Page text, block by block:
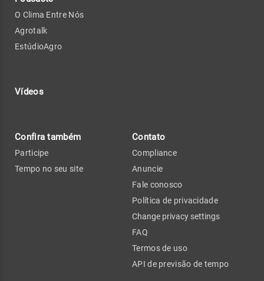
O Clima Entre Nós
Agrotalk
EstúdioAgro
Vídeos
Confira também
Participe
Tempo no seu site
Contato
Compliance
Anuncie
Fale conosco
Política de privacidade
Change privacy settings
FAQ
Termos de uso
API de previsão de tempo